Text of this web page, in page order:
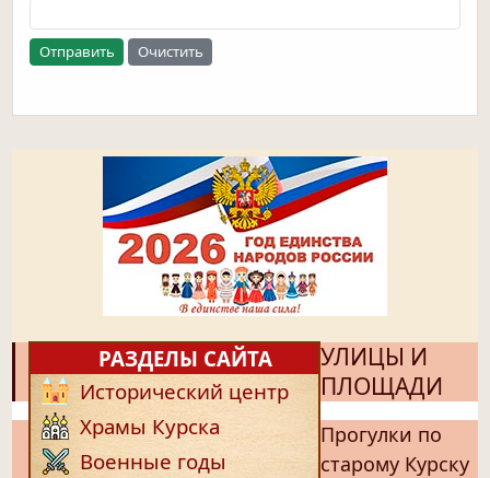
РАЗДЕЛЫ САЙТА
Исторический центр
Храмы Курска
Военные годы
УЛИЦЫ И
ПЛОЩАДИ
Прогулки по
старому Курску
Отправить Очистить